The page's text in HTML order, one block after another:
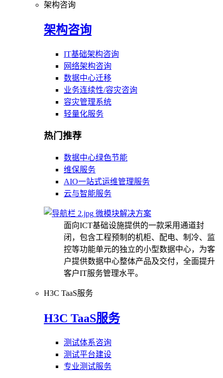
架构咨询
架构咨询
IT基础架构咨询
网络架构咨询
数据中心迁移
业务连续性/容灾咨询
容灾管理系统
轻量化服务
热门推荐
数据中心绿色节能
维保服务
AIO一站式运维管理服务
云与智能服务
微模块解决方案
面向ICT基础设施提供的一款采用通道封
闭，包含工程预制的机柜、配电、制冷、监
控等功能单元的独立的小型数据中心，为客
户提供数据中心整体产品及交付，全面提升
客户IT服务管理水平。
H3C TaaS服务
H3C TaaS服务
测试体系咨询
测试平台建设
专业测试服务